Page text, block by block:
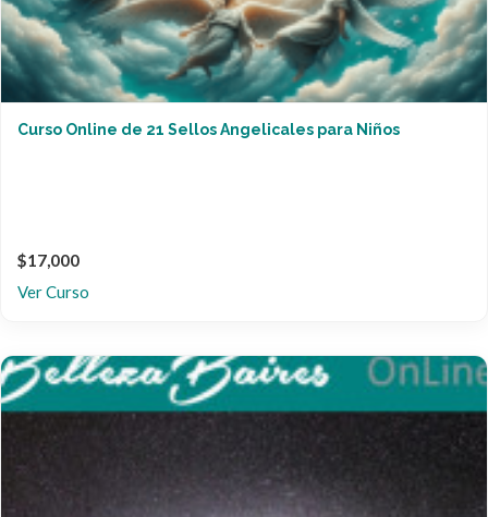
Curso Online de 21 Sellos Angelicales para Niños
$17,000
Ver Curso